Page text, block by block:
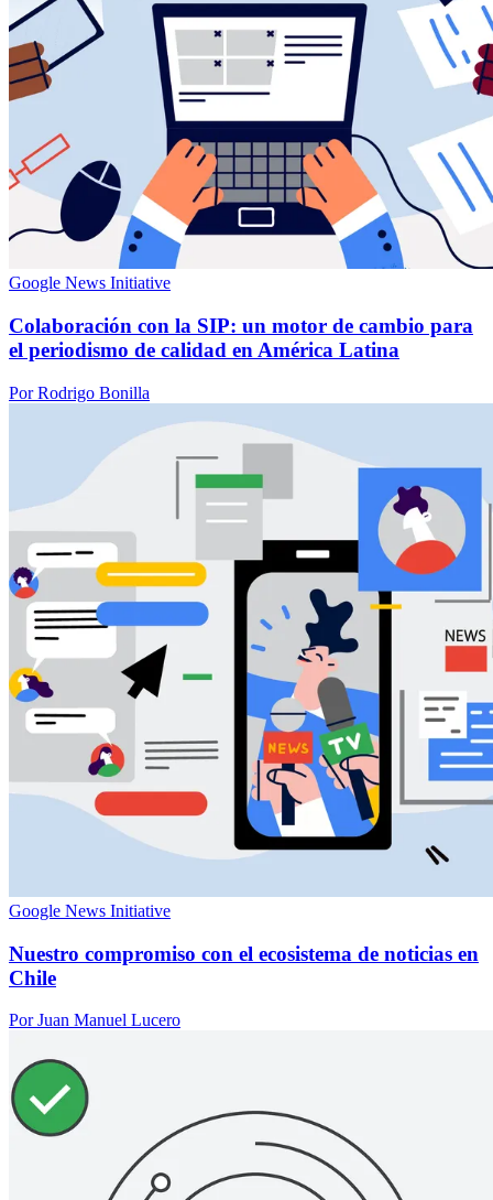
Google News Initiative
Colaboración con la SIP: un motor de cambio para
el periodismo de calidad en América Latina
Por Rodrigo Bonilla
Google News Initiative
Nuestro compromiso con el ecosistema de noticias en
Chile
Por Juan Manuel Lucero